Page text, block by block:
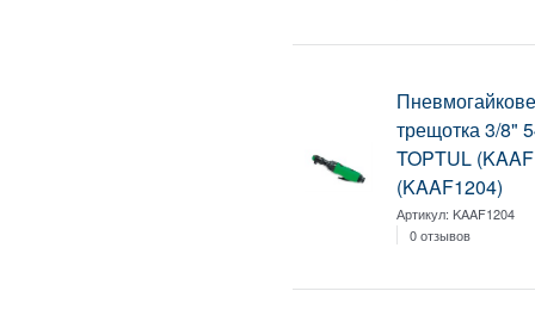
трещотка 3/8"
TOPTUL
(KAAF1204)
Артикул:KAAF1204
0 отзывов